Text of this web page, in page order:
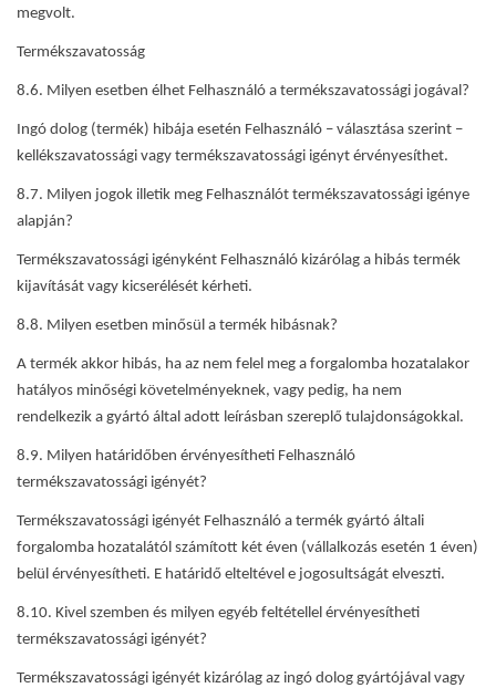
megvolt.
Termékszavatosság
8.6. Milyen esetben élhet Felhasználó a termékszavatossági jogával?
Ingó dolog (termék) hibája esetén Felhasználó – választása szerint –
kellékszavatossági vagy termékszavatossági igényt érvényesíthet.
8.7. Milyen jogok illetik meg Felhasználót termékszavatossági igénye
alapján?
Termékszavatossági igényként Felhasználó kizárólag a hibás termék
kijavítását vagy kicserélését kérheti.
8.8. Milyen esetben minősül a termék hibásnak?
A termék akkor hibás, ha az nem felel meg a forgalomba hozatalakor
hatályos minőségi követelményeknek, vagy pedig, ha nem
rendelkezik a gyártó által adott leírásban szereplő tulajdonságokkal.
8.9. Milyen határidőben érvényesítheti Felhasználó
termékszavatossági igényét?
Termékszavatossági igényét Felhasználó a termék gyártó általi
forgalomba hozatalától számított két éven (vállalkozás esetén 1 éven)
belül érvényesítheti. E határidő elteltével e jogosultságát elveszti.
8.10. Kivel szemben és milyen egyéb feltétellel érvényesítheti
termékszavatossági igényét?
Termékszavatossági igényét kizárólag az ingó dolog gyártójával vagy